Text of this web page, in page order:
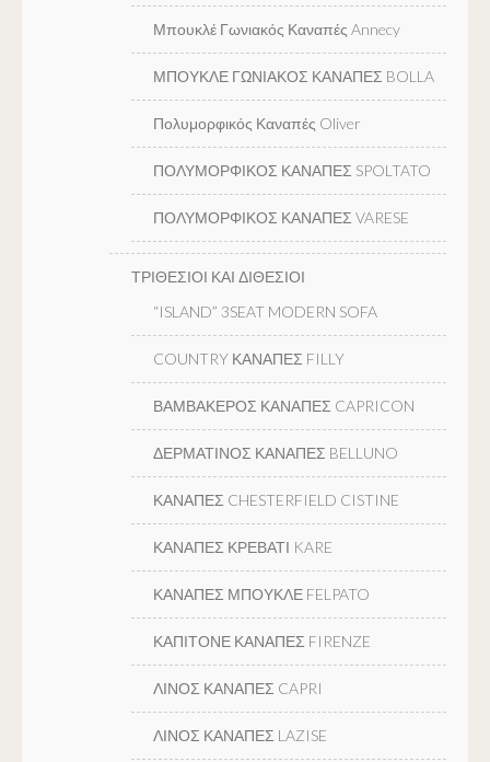
Μπουκλέ Γωνιακός Καναπές Annecy
ΜΠΟΥΚΛΕ ΓΩΝΙΑΚΟΣ ΚΑΝΑΠΕΣ BOLLA
Πολυμορφικός Καναπές Oliver
ΠΟΛΥΜΟΡΦΙΚΟΣ ΚΑΝΑΠΕΣ SPOLTATO
ΠΟΛΥΜΟΡΦΙΚΟΣ ΚΑΝΑΠΕΣ VARESE
ΤΡΙΘΕΣΙΟΙ ΚΑΙ ΔΙΘΕΣΙΟΙ
“ISLAND” 3SEAT MODERN SOFA
COUNTRY ΚΑΝΑΠΕΣ FILLY
ΒΑΜΒΑΚΕΡΟΣ ΚΑΝΑΠΕΣ CAPRICON
ΔΕΡΜΑΤΙΝΟΣ ΚΑΝΑΠΕΣ BELLUNO
ΚΑΝΑΠΕΣ CHESTERFIELD CISTINE
ΚΑΝΑΠΕΣ ΚΡΕΒΑΤΙ KARE
ΚΑΝΑΠΕΣ ΜΠΟΥΚΛΕ FELPATO
ΚΑΠΙΤΟΝΕ ΚΑΝΑΠΕΣ FIRENZE
ΛΙΝΟΣ ΚΑΝΑΠΕΣ CAPRI
ΛΙΝΟΣ ΚΑΝΑΠΕΣ LAZISE